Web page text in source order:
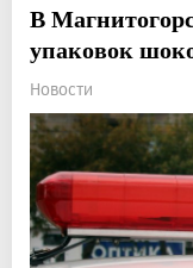
В
упаковок
Новости